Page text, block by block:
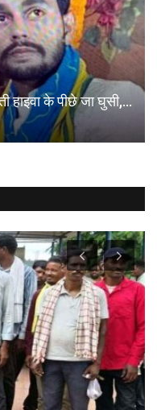
हाइवा के पीछे जा घुसी,...